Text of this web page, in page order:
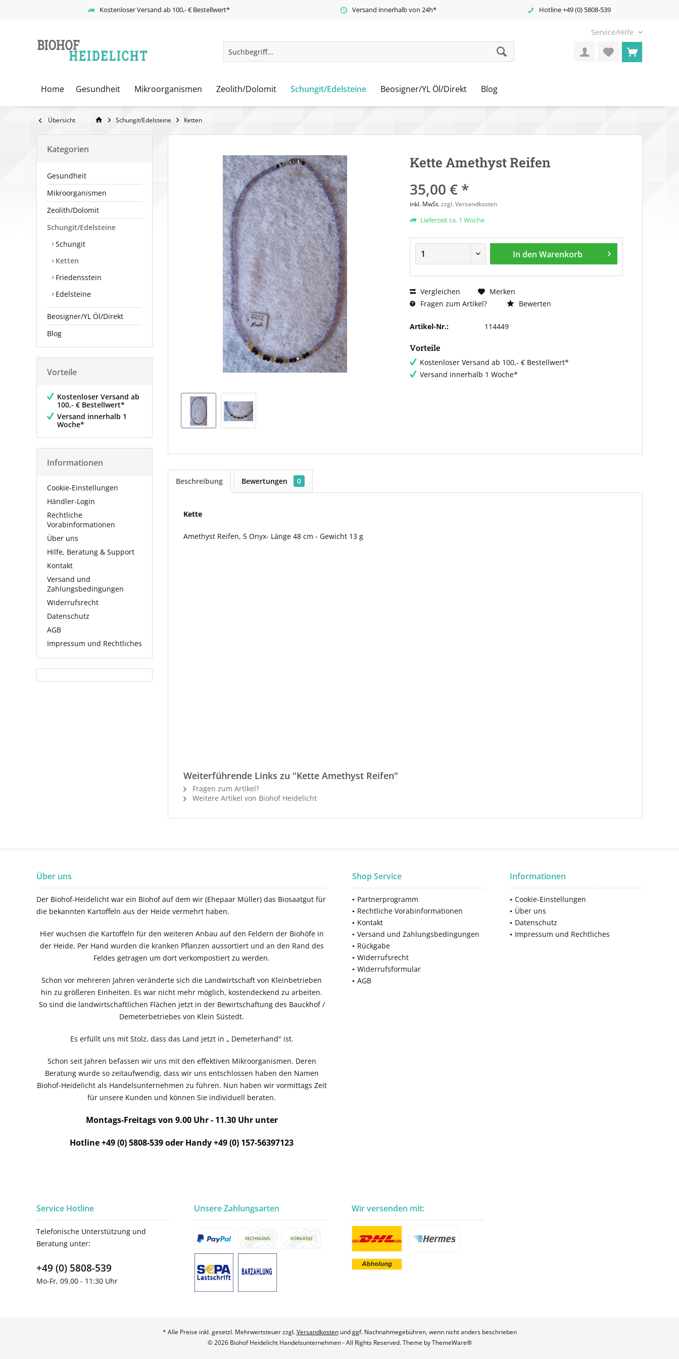
Kostenloser Versand ab 100,- € Bestellwert* Versand innerhalb von 24h* Hotline +49 (0) 5808-539
Service/Hilfe
Home Gesundheit Mikroorganismen Zeolith/Dolomit Schungit/Edelsteine Beosigner/YL Öl/Direkt Blog
Übersicht Schungit/Edelsteine Ketten
Kategorien
Gesundheit
Mikroorganismen
Zeolith/Dolomit
Schungit/Edelsteine
Schungit
Ketten
Friedensstein
Edelsteine
Beosigner/YL Öl/Direkt
Blog
Vorteile
Kostenloser Versand ab
100,- € Bestellwert*
Versand innerhalb 1
Woche*
Informationen
Cookie-Einstellungen
Händler-Login
Rechtliche
Vorabinformationen
Über uns
Hilfe, Beratung & Support
Kontakt
Versand und
Zahlungsbedingungen
Widerrufsrecht
Datenschutz
AGB
Impressum und Rechtliches
Kette Amethyst Reifen
35,00 € *
inkl. MwSt.zzgl. Versandkosten
Lieferzeit ca. 1 Woche
In den Warenkorb
Vergleichen
Merken
Fragen zum Artikel?
Bewerten
Artikel-Nr.: 114449
Vorteile
Kostenloser Versand ab 100,- € Bestellwert*
Versand innerhalb 1 Woche*
Beschreibung Bewertungen 0
Kette
Amethyst Reifen, 5 Onyx- Länge 48 cm - Gewicht 13 g
Weiterführende Links zu "Kette Amethyst Reifen"
Fragen zum Artikel?
Weitere Artikel von Biohof Heidelicht
Über uns
Der Biohof-Heidelicht war ein Biohof auf dem wir (Ehepaar Müller) das Biosaatgut für
die bekannten Kartoffeln aus der Heide vermehrt haben.
Hier wuchsen die Kartoffeln für den weiteren Anbau auf den Feldern der Biohöfe in
der Heide. Per Hand wurden die kranken Pflanzen aussortiert und an den Rand des
Feldes getragen um dort verkompostiert zu werden.
Schon vor mehreren Jahren veränderte sich die Landwirtschaft von Kleinbetrieben
hin zu größeren Einheiten. Es war nicht mehr möglich, kostendeckend zu arbeiten.
So sind die landwirtschaftlichen Flächen jetzt in der Bewirtschaftung des Bauckhof /
Demeterbetriebes von Klein Süstedt.
Es erfüllt uns mit Stolz, dass das Land jetzt in „ Demeterhand" ist.
Schon seit Jahren befassen wir uns mit den effektiven Mikroorganismen. Deren
Beratung wurde so zeitaufwendig, dass wir uns entschlossen haben den Namen
Biohof-Heidelicht als Handelsunternehmen zu führen. Nun haben wir vormittags Zeit
für unsere Kunden und können Sie individuell beraten.
Montags-Freitags von 9.00 Uhr - 11.30 Uhr unter
Hotline +49 (0) 5808-539 oder Handy +49 (0) 157-56397123
Shop Service
Partnerprogramm
Rechtliche Vorabinformationen
Kontakt
Versand und Zahlungsbedingungen
Rückgabe
Widerrufsrecht
Widerrufsformular
AGB
Informationen
Cookie-Einstellungen
Über uns
Datenschutz
Impressum und Rechtliches
Service Hotline
Telefonische Unterstützung und
Beratung unter:
+49 (0) 5808-539
Mo-Fr, 09.00 - 11:30 Uhr
Unsere Zahlungsarten Wir versenden mit:
* Alle Preise inkl. gesetzl. Mehrwertsteuer zzgl.Versandkostenund ggf. Nachnahmegebühren, wenn nicht anders beschrieben
© 2026 Biohof Heidelicht Handelsunternehmen - All Rights Reserved. Theme byThemeWare®